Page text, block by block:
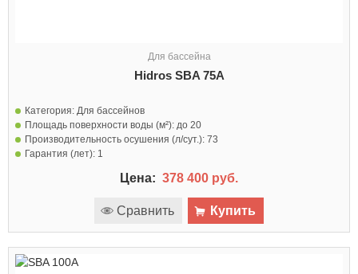
Для бассейна
Hidros SBA 75A
Категория: Для бассейнов
Площадь поверхности воды (м²): до 20
Производительность осушения (л/сут.): 73
Гарантия (лет): 1
Цена: 378 400 руб.
Сравнить Купить